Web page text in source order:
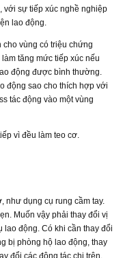
với sự tiếp xúc nghề nghiệp
lao động.
cho vùng có triệu chứng
tăng mức tiếp xúc nếu
động được bình thường.
động sao cho thích hợp với
tác động vào một vùng
vì đều làm teo cơ.
như dụng cụ rung cầm tay.
Muốn vậy phải thay đổi vị
lao động. Có khi cần thay đổi
bị phòng hộ lao động, thay
đổi các động tác chi trên.